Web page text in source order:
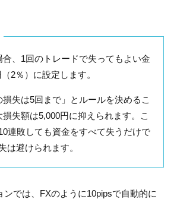
合、1回のトレードで失ってもよい金
2％）に設定します。
損失は5回まで」とルールを決めるこ
失額は5,000円に抑えられます。こ
連敗しても資金をすべて失うだけで
は避けられます。
ンでは、FXのように10pipsで自動的に